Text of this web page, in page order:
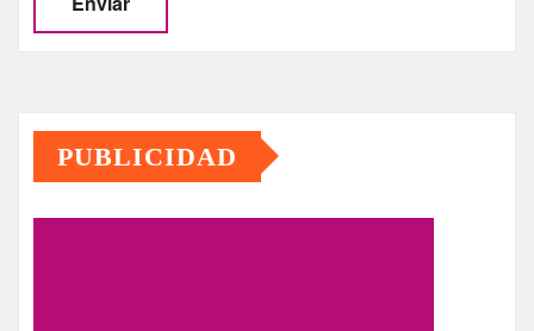
PUBLICIDAD